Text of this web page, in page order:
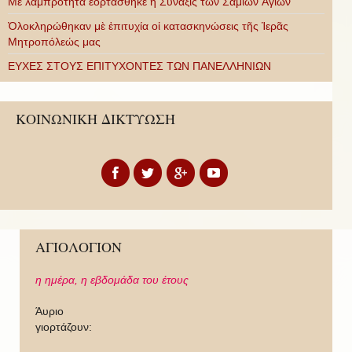
Ὁλοκληρώθηκαν μὲ ἐπιτυχία οἱ κατασκηνώσεις τῆς Ἱερᾶς
Μητροπόλεώς μας
ΕΥΧΕΣ ΣΤΟΥΣ ΕΠΙΤΥΧΟΝΤΕΣ ΤΩΝ ΠΑΝΕΛΛΗΝΙΩΝ
ΚΟΙΝΩΝΙΚΗ ΔΙΚΤΥΩΣΗ
ΑΓΙΟΛΟΓΙΟΝ
η ημέρα, η εβδομάδα του έτους
Άυριο
γιορτάζουν: